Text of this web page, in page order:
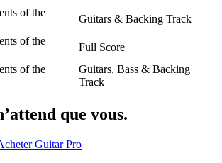
of the
Guitars & Backing Track
of the
Full Score
of the
Guitars, Bass & Backing
Track
que vous.
Guitar Pro